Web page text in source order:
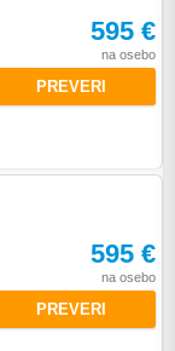
595 €
na osebo
PREVERI
595 €
na osebo
PREVERI